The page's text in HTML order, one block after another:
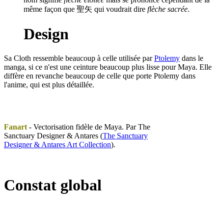
même façon que 聖矢 qui voudrait dire flèche sacrée.
Design
Sa Cloth ressemble beaucoup à celle utilisée parPtolemy dans le
manga, si ce n'est une ceinture beaucoup plus lisse pour Maya. Elle
diffère en revanche beaucoup de celle que porte Ptolemy dans
l'anime, qui est plus détaillée.
Fanart - Vectorisation fidèle de Maya. Par The
Sanctuary Designer & Antares (The Sanctuary
Designer & Antares Art Collection).
Constat global